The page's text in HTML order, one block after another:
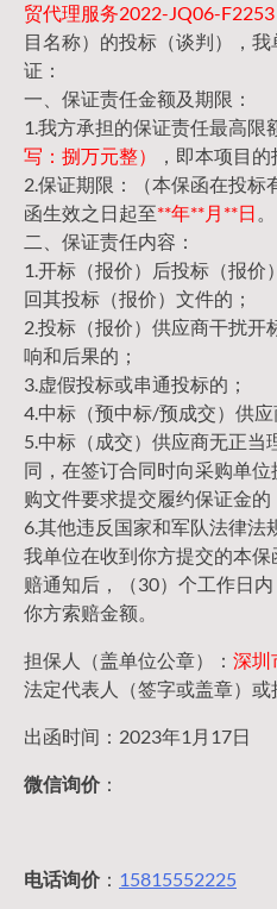
贸代理服务2022-JQ06-F2253
目名称）的投标（谈判），
证：
一、保证责任金额及期限：
1.我方承担的保证责任最高限
写：捌万元整）
，即本项目的
2.保证期限：（本保函在投
函生效之日起至**年**月**日 。
二、保证责任内容：
1.开标（报价）后投标（报
回其投标（报价）文件的；
2.投标（报价）供应商干扰开
响和后果的；
3.虚假投标或串通投标的；
4.中标（预中标/预成交）供
5.中标（成交）供应商无正当
同，在签订合同时向采购单
购文件要求提交履约保证金的
6.其他违反国家和军队法律法
我单位在收到你方提交的本
赔通知后，（30）个工作日
你方索赔金额。
担保人（盖单位公章）： 深圳
法定代表人（签字或盖章）或
出函时间：2023年1月17日
微信询价：
电话询价： 15815552225